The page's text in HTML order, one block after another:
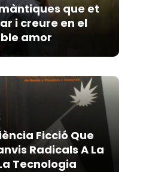
que et
i creure en el
amor
Ficció Que
Radicals A La
Tecnologia